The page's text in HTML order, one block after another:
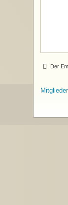
Der
Mitglieder